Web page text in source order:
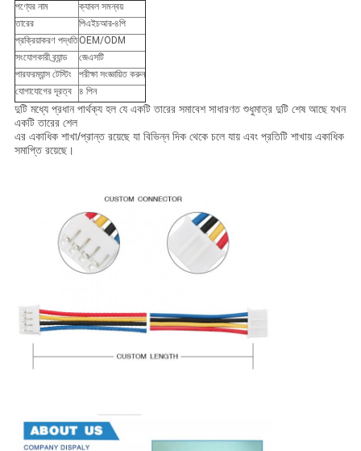
পণ্যের নাম
ক্যাবল সমন্বয়
তারের
পিএইচআর-৪পি
প্রক্রিয়াকরণ পদ্ধতিOEM/ODM
সংযোগকারী ব্র্যান্ড
জেএসটি
পারফরম্যান্স টেস্টিং
পরীক্ষা সংজ্ঞায়িত করুন
যোগাযোগের দূরত্ব
৪ পিন
দুটি মধ্যে প্রধান পার্থক্য হল যে একটি তারের সমাবেশ সাধারণত শুধুমাত্র দুটি শেষ আছে যখন
একটি তারের শেল
এর একাধিক শাখা/প্রান্ত রয়েছে যা বিভিন্ন দিক থেকে চলে যায় এবং প্রতিটি শাখায় একাধিক
সমাপ্তি রয়েছে।